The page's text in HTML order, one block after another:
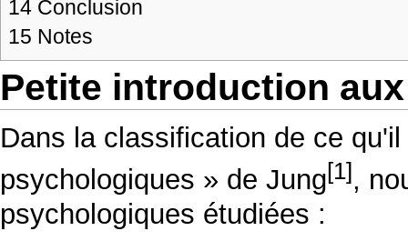
14 Conclusion
15 Notes
Petite introduction
Dans la classification de ce
psychologiques » de Jung[1],
psychologiques étudiées :